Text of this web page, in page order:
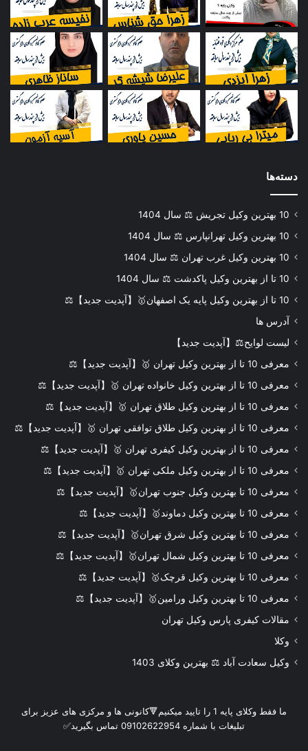
دسته‌ها
10 بهترین وکیل تجریش ⚖️ سال 1404
10 بهترین وکیل تهرانپارس ⚖️ سال 1404
10 بهترین وکیل غرب تهران ⚖️ سال 1404
10 تا از بهترین وکیل پاکدشت ⚖️ سال 1404
10 تا از بهترین وکیل پایه یک اصفهان🥇【آپدیت جدید】⚖️
آدرس ها
لیست لوایح⚖️【آپدیت جدید】
معرفی 10 تا از بهترین وکیل تهران 🥇【آپدیت جدید】⚖️
معرفی 10 تا از بهترین وکیل خانواده تهران 🥇【آپدیت جدید】⚖️
معرفی 10 تا از بهترین وکیل طلاق تهران 🥇【آپدیت جدید】⚖️
معرفی 10 تا از بهترین وکیل طلاق توافقی تهران 🥇【آپدیت جدید】⚖️
معرفی 10 تا از بهترین وکیل کیفری تهران 🥇【آپدیت جدید】⚖️
معرفی 10 تا از بهترین وکیل ملکی تهران 🥇【آپدیت جدید】⚖️
معرفی 10 تا بهترین وکیل جنوب تهران🥇【آپدیت جدید】⚖️
معرفی 10 تا بهترین وکیل دماوند🥇【آپدیت جدید】⚖️
معرفی 10 تا بهترین وکیل شرق تهران🥇【آپدیت جدید】⚖️
معرفی 10 تا بهترین وکیل شمال تهران🥇【آپدیت جدید】⚖️
معرفی 10 تا بهترین وکیل قرچک🥇【آپدیت جدید】⚖️
معرفی 10 تا بهترین وکیل ورامین🥇【آپدیت جدید】⚖️
مقالات کیفری پارس وکیل تهران
وکلا
وکیل سعادت آباد ⚖️ بهترین وکلای 1403
ما فقط وکلای پایه 1 را تایید میکنیم🔻کانونی ها و مرکزی های عزیز برای
تبلیغات با شماره 09102622954 تماس بگیرید✅